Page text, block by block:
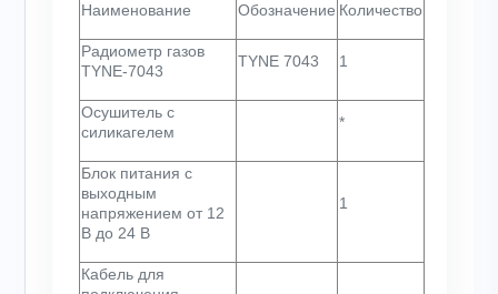
Наименование Обозначение Количество
Радиометр газов
TYNE-7043
TYNE 7043 1
Осушитель с
силикагелем
*
Блок питания с
выходным
напряжением от 12
В до 24 В
1
Кабель для